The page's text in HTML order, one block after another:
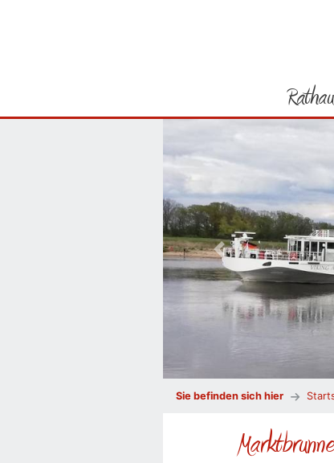
Vorheriges Bild
Sie befinden sich hier